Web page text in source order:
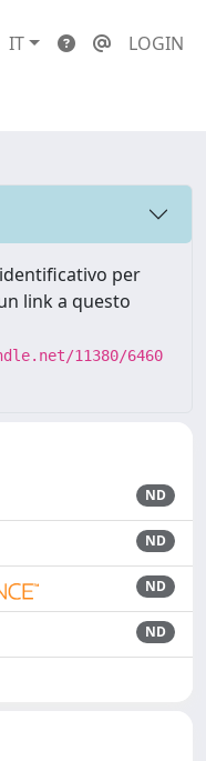
IT LOGIN
per
link a questo
11380/6460
ND
ND
ND
ND